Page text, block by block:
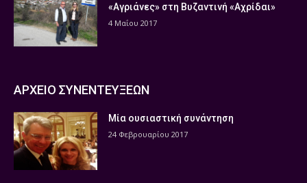
«Αγριάνες» στη Βυζαντινή «Αχρίδαι»
4 Μαΐου 2017
ΑΡΧΕΙΟ ΣΥΝΕΝΤΕΥΞΕΩΝ
Μία ουσιαστική συνάντηση
24 Φεβρουαρίου 2017